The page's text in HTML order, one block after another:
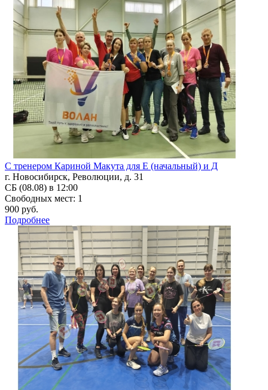
С тренером Кариной Макута для Е (начальный) и Д
г. Новосибирск, Революции, д. 31
СБ (08.08) в 12:00
Свободных мест: 1
900 руб.
Подробнее